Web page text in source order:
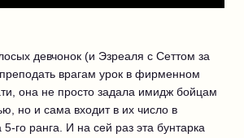
девчонок (и Эзреаля с Сеттом за
врагам урок в фирменном
она не просто задала имидж бойцам
но и сама входит в их число в
го ранга. И на сей раз эта бунтарка